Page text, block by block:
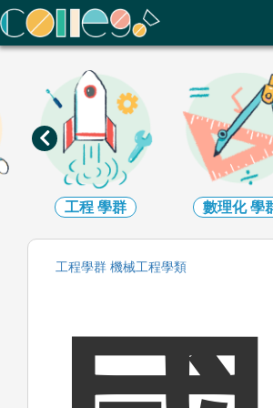
ColleGo! 大學選才與高中育才輔助系統
工程學群 數理化學群
工程學群 機械工程學類